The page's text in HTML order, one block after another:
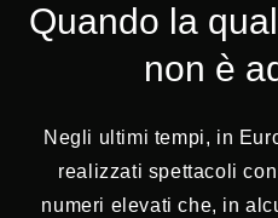
Quando la
non è
Negli ultimi tempi, in
realizzati spettacoli
numeri elevati che, in